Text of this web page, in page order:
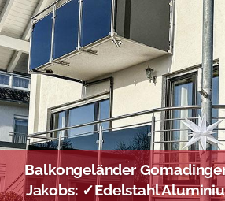
Balkongeländer
Jakobs: ✓Edelstahl